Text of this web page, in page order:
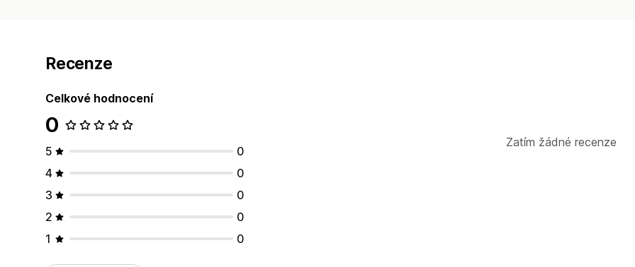
Recenze
Celkové hodnocení
0
5
0
4
0
3
0
2
0
1
0
Zatím žádné recenze